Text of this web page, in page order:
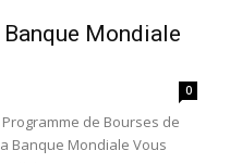
Mondiale
0
de Bourses de
Banque Mondiale Vous